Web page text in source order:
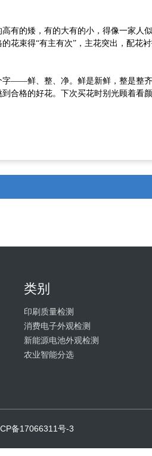
有的矮，有的大有的小，得像一家人
的花束得“有主有次”，主花突出，配花
字——鲜、整、净。鲜是新鲜，整是整
合格的好花。下次买花时别光顾着看
类别
印刷质量检测
消费电子外观检测
新能源电池外观检测
农业智能分选
备17066311号-3